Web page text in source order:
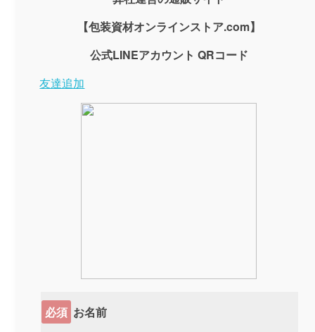
【包装資材オンラインストア.com】
公式LINEアカウント QRコード
友達追加
必須 お名前